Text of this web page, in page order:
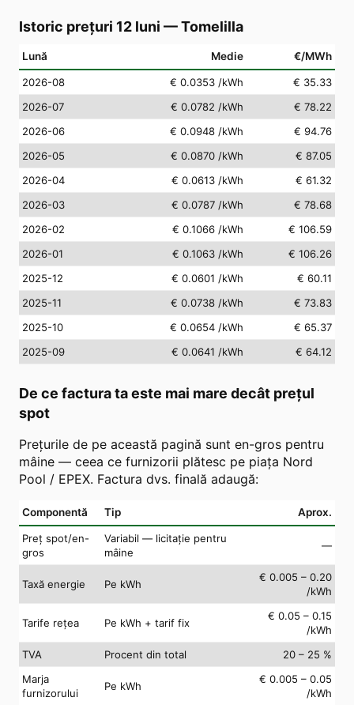
Istoric prețuri 12 luni —Tomelilla
Lună Medie €/MWh
2026-08 € 0.0353 /kWh
€ 35.33
2026-07
€ 0.0782 /kWh
€ 78.22
2026-06
€ 0.0948 /kWh
€ 94.76
2026-05
€ 0.0870 /kWh
€ 87.05
2026-04
€ 0.0613 /kWh
€ 61.32
2026-03
€ 0.0787 /kWh
€ 78.68
2026-02
€ 0.1066 /kWh
€ 106.59
2026-01
€ 0.1063 /kWh
€ 106.26
2025-12
€ 0.0601 /kWh
€ 60.11
2025-11
€ 0.0738 /kWh
€ 73.83
2025-10
€ 0.0654 /kWh
€ 65.37
2025-09
€ 0.0641 /kWh € 64.12
De ce factura ta este mai mare decât prețul
spot
Prețurile de pe această pagină sunt en-gros pentru
mâine — ceea ce furnizorii plătesc pe piața Nord
Pool / EPEX. Factura dvs. finală adaugă:
Componentă Tip Aprox.
Preț spot/en-
gros
Variabil — licitație pentru
mâine
—
Taxă energie Pe kWh
€ 0.005 – 0.20
/kWh
Tarife rețea Pe kWh + tarif fix
€ 0.05 – 0.15
/kWh
TVA
Procent din total
20 – 25 %
Marja
furnizorului
Pe kWh
€ 0.005 – 0.05
/kWh